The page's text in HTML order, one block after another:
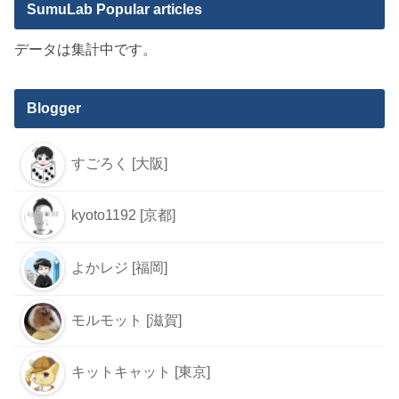
SumuLab Popular articles
データは集計中です。
Blogger
すごろく [大阪]
kyoto1192 [京都]
よかレジ [福岡]
モルモット [滋賀]
キットキャット [東京]